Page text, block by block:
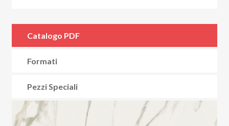
Catalogo PDF
Formati
Pezzi Speciali